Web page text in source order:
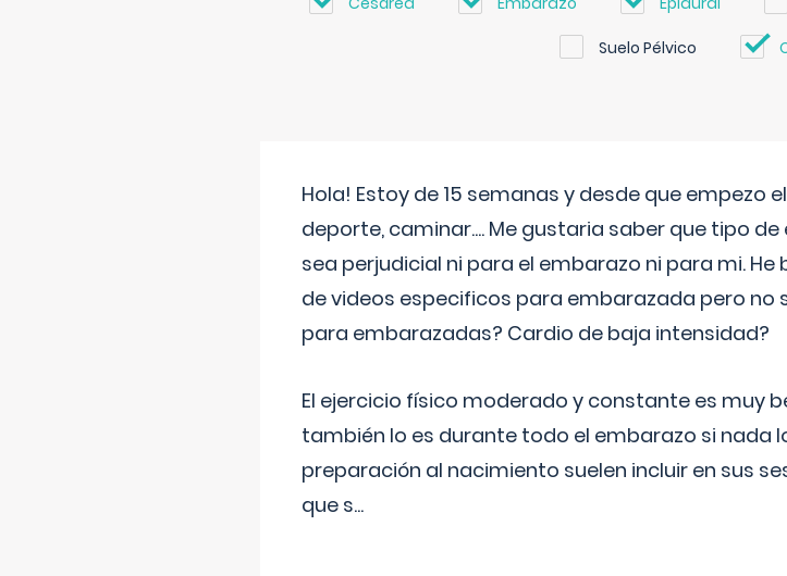
Suelo Pélvico
Hola! Estoy de 15 semanas y desde que empezo
deporte, caminar.... Me gustaria saber que tipo
sea perjudicial ni para el embarazo ni para mi.
de videos especificos para embarazada pero no
para embarazadas? Cardio de baja intensidad?
El ejercicio físico moderado y constante es muy
también lo es durante todo el embarazo si nada
preparación al nacimiento suelen incluir en sus
que s...